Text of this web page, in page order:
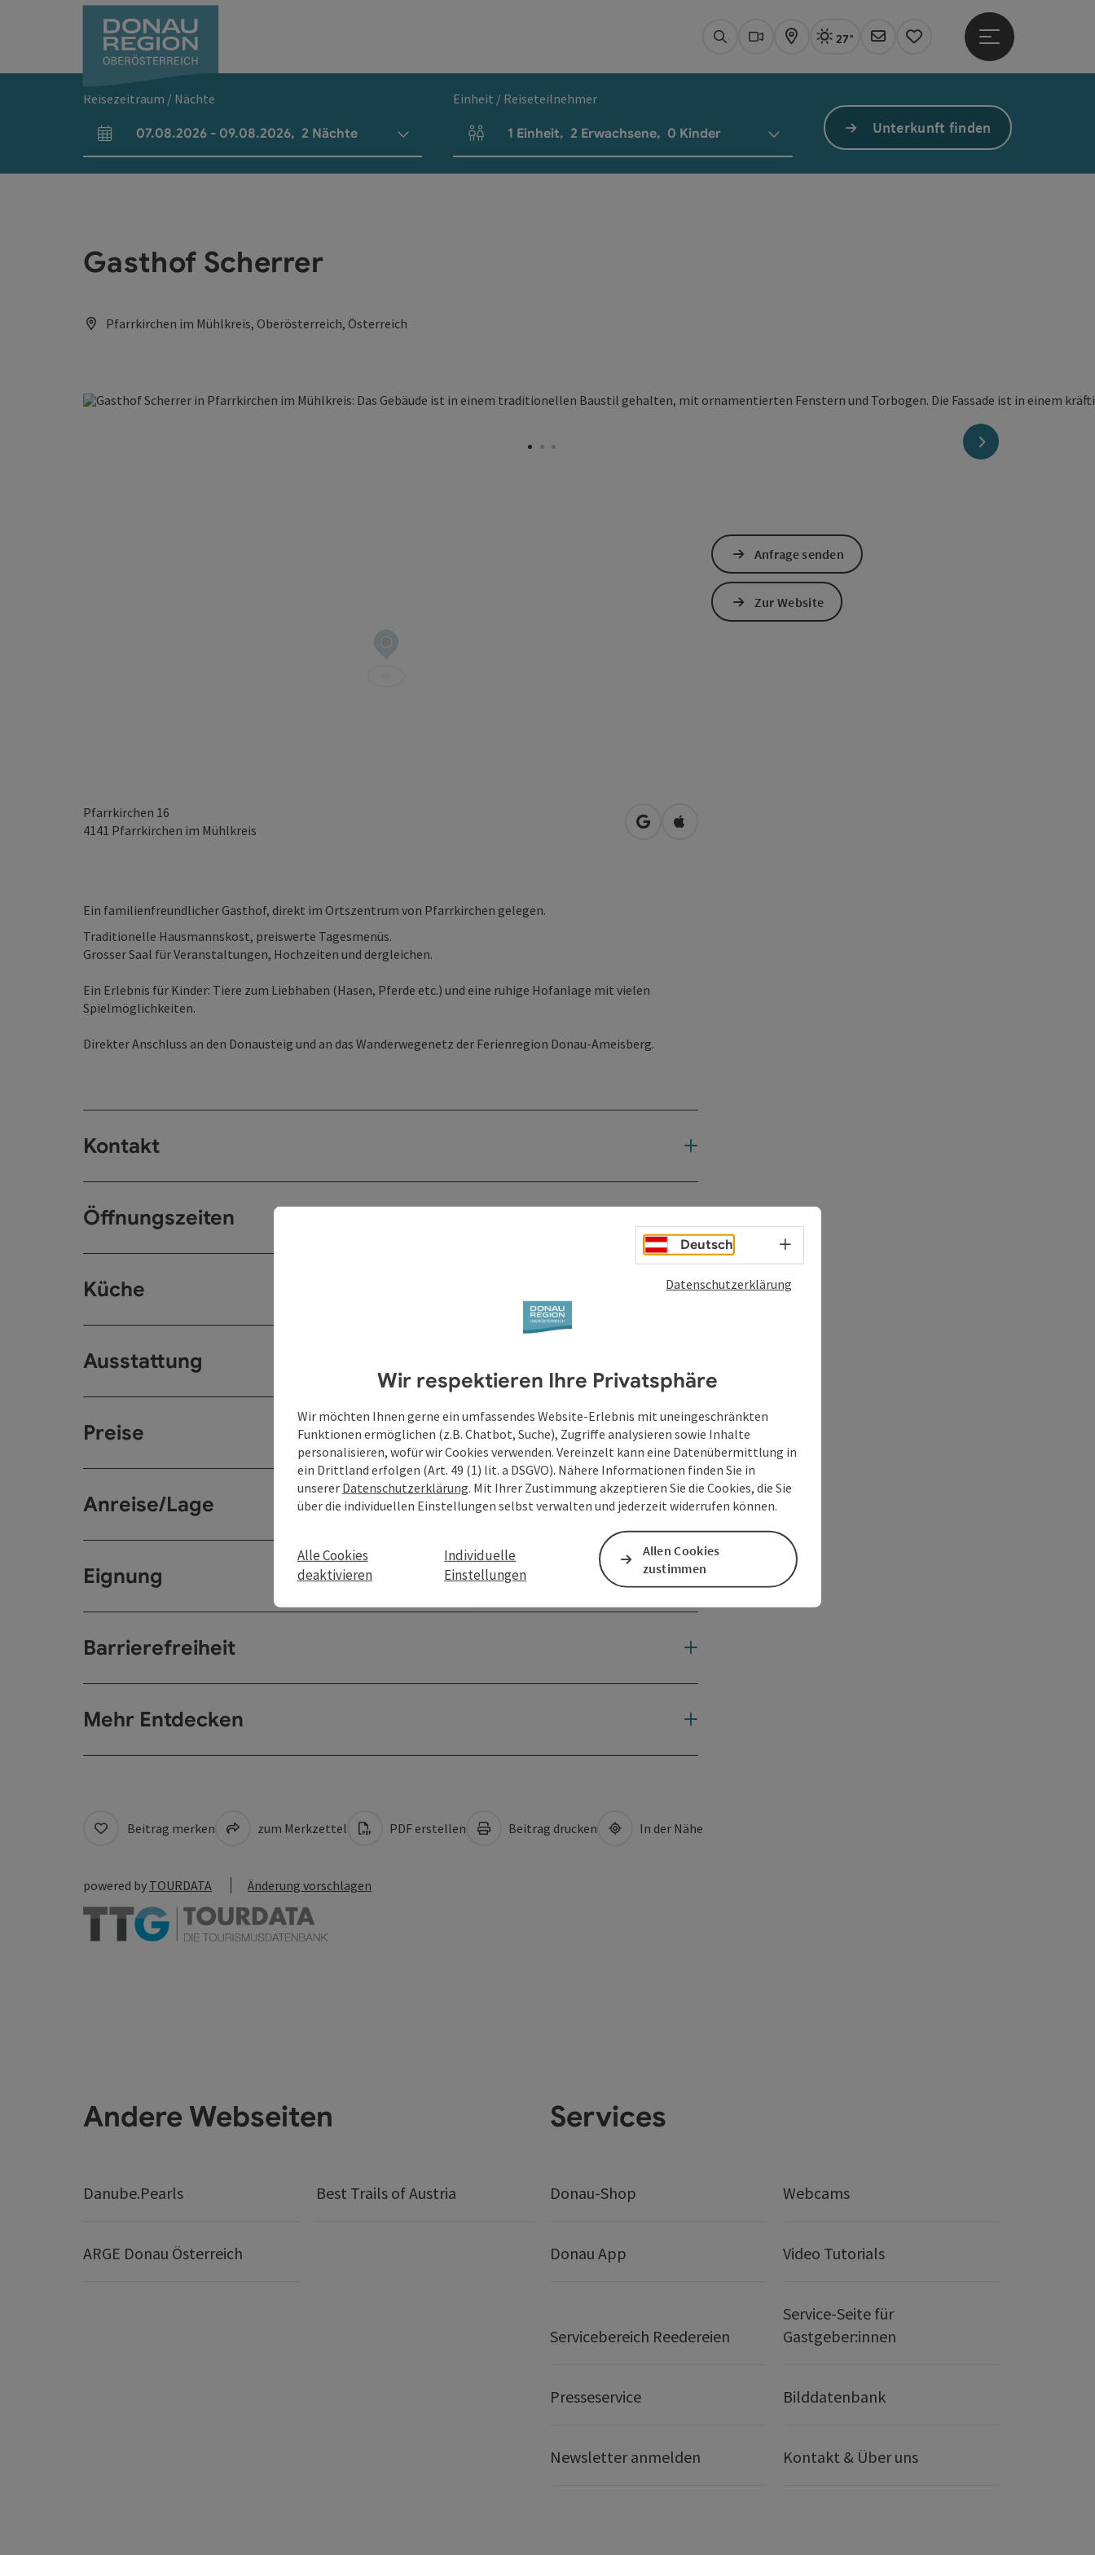
SuchenWebcams
KarteAktuelles Wetter Linz, sonnig
27°
Newsletter
Merkzettel
Hauptmenü öffnen
Reisezeitraum / Nächte
An- und Abreisefelder
07.08.2026 - 09.08.2026, 2 Nächte
Einheit / Reiseteilnehmer
Einheitenanzahl und Personenfelder
1 Einheit, 2 Erwachsene, 0 Kinder Unterkunft finden
Gasthof Scherrer
Pfarrkirchen im Mühlkreis, Oberösterreich, Österreich
nächstes Element
Pfarrkirchen 16
4141 Pfarrkirchen im Mühlkreis in Google Maps öffnen
in Apple Maps öffnen
Ein familienfreundlicher Gasthof, direkt im Ortszentrum von Pfarrkirchen gelegen.
Traditionelle Hausmannskost, preiswerte Tagesmenüs.
Grosser Saal für Veranstaltungen, Hochzeiten und dergleichen.
Ein Erlebnis für Kinder: Tiere zum Liebhaben (Hasen, Pferde etc.) und eine ruhige Hofanlage mit vielen
Spielmöglichkeiten.
Direkter Anschluss an den Donausteig und an das Wanderwegenetz der Ferienregion Donau-Ameisberg.
Kontakt
Öffnungszeiten
Küche
Ausstattung
Preise
Anreise/Lage
Eignung
Barrierefreiheit
Mehr Entdecken
Anfrage senden
Zur Website
Beitrag merken zum Merkzettel PDF erstellen Beitrag drucken In der Nähe
powered by TOURDATA Änderung vorschlagen
Andere Webseiten
Danube.Pearls Best Trails of Austria
ARGE Donau Österreich
Services
Donau-Shop Webcams
Donau App Video Tutorials
Servicebereich Reedereien
Service-Seite für
Gastgeber:innen
Presseservice Bilddatenbank
Newsletter anmelden Kontakt & Über uns
Deutsch Sprachwahl - Menü öffnen
Datenschutzerklärung
Wir respektieren Ihre Privatsphäre
Wir möchten Ihnen gerne ein umfassendes Website-Erlebnis mit uneingeschränkten
Funktionen ermöglichen (z.B. Chatbot, Suche), Zugriffe analysieren sowie Inhalte
personalisieren, wofür wir Cookies verwenden. Vereinzelt kann eine Datenübermittlung in
ein Drittland erfolgen (Art. 49 (1) lit. a DSGVO). Nähere Informationen finden Sie in
unserer Datenschutzerklärung. Mit Ihrer Zustimmung akzeptieren Sie die Cookies, die Sie
über die individuellen Einstellungen selbst verwalten und jederzeit widerrufen können.
Alle Cookies
deaktivieren
Individuelle
Einstellungen
Allen Cookies
zustimmen